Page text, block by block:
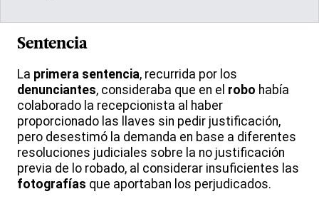
Sentencia
La primera sentencia, recurrida por los
denunciantes, consideraba que en el robo había
colaborado la recepcionista al haber
proporcionado las llaves sin pedir justificación,
pero desestimó la demanda en base a diferentes
resoluciones judiciales sobre la no justificación
previa de lo robado, al considerar insuficientes las
fotografías que aportaban los perjudicados.